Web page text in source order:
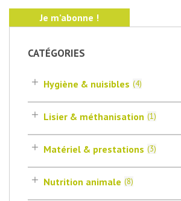
CATÉGORIES
Hygiène & nuisibles (4)
Lisier & méthanisation (1)
Matériel & prestations (3)
Nutrition animale (8)